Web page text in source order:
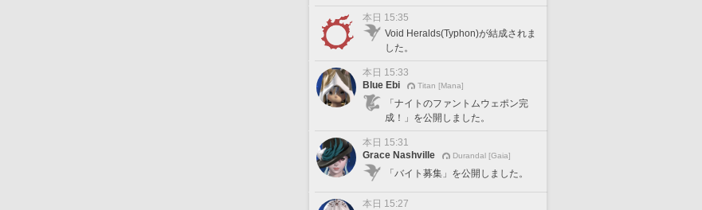
本日 15:35
Void Heralds(Typhon)が結成されま
した。
本日 15:33
Blue Ebi
Titan [Mana]
「ナイトのファントムウェポン完
成！」を公開しました。
本日 15:31
Grace Nashville
Durandal [Gaia]
「バイト募集」を公開しました。
本日 15:27